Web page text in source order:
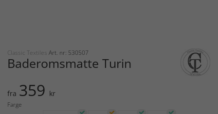
Classic Textiles Art. nr: 530507
Baderomsmatte Turin
fra 359 kr
Farge